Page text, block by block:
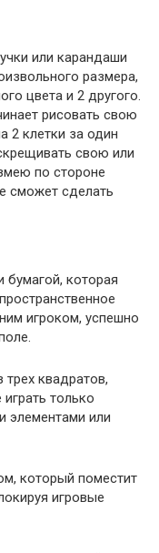
или карандаши
размера,
цвета и 2 другого.
рисовать свою
2 клетки за один
свою или
по стороне
сможет сделать
бумагой, которая
игроком, успешно
квадратов,
только
элементами или
который поместит
игровые